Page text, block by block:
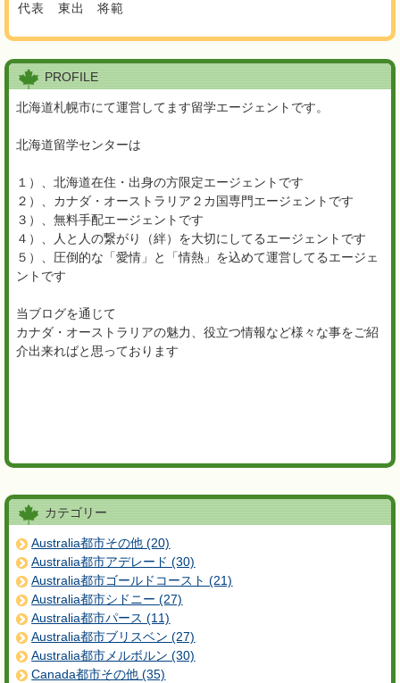
代表 東出 将範
PROFILE
北海道札幌市にて運営してます留学エージェントです。
北海道留学センターは
１）、北海道在住・出身の方限定エージェントです
２）、カナダ・オーストラリア２カ国専門エージェントです
３）、無料手配エージェントです
４）、人と人の繋がり（絆）を大切にしてるエージェントです
５）、圧倒的な「愛情」と「情熱」を込めて運営してるエージェ
ントです
当ブログを通じて
カナダ・オーストラリアの魅力、役立つ情報など様々な事をご紹
介出来ればと思っております
カテゴリー
Australia都市その他 (20)
Australia都市アデレード (30)
Australia都市ゴールドコースト (21)
Australia都市シドニー (27)
Australia都市パース (11)
Australia都市ブリスベン (27)
Australia都市メルボルン (30)
Canada都市その他 (35)